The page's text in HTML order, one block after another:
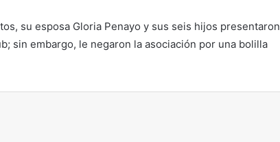
su esposa Gloria Penayo y sus seis hijos presentaron
sin embargo, le negaron la asociación por una bolilla